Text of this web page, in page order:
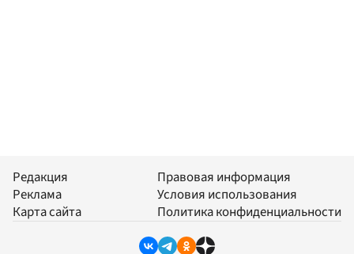
Редакция
Реклама
Карта сайта
Правовая информация
Условия использования
Политика конфиденциальности